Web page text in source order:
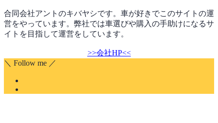
合同会社アントのキバヤシです。車が好きでこのサイトの運
営をやっています。弊社では車選びや購入の手助けになるサ
イトを目指して運営をしています。
>>会社HP<<
＼ Follow me ／